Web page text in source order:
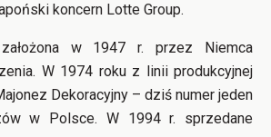
koncern Lotte Group.
w 1947 r. przez Niemca
W 1974 roku z linii produkcyjnej
Dekoracyjny – dziś numer jeden
w Polsce. W 1994 r. sprzedane